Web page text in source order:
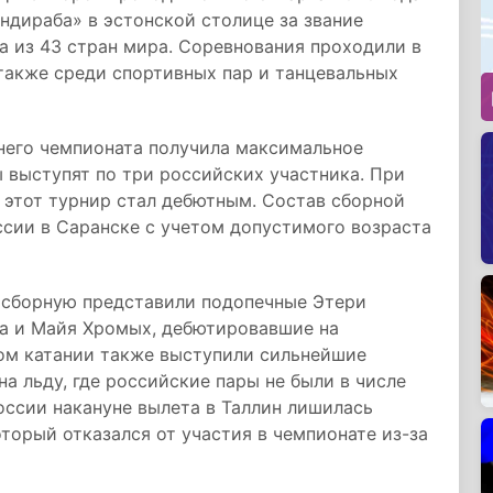
в эстонской столице за звание
из 43 стран мира. Соревнования проходили в
среди спортивных пар и танцевальных
чемпионата получила максимальное
по три российских участника. При
турнир стал дебютным. Состав сборной
в Саранске с учетом допустимого возраста
представили подопечные Этери
и Майя Хромых, дебютировавшие на
катании также выступили сильнейшие
льду, где российские пары не были в числе
накануне вылета в Таллин лишилась
отказался от участия в чемпионате из-за